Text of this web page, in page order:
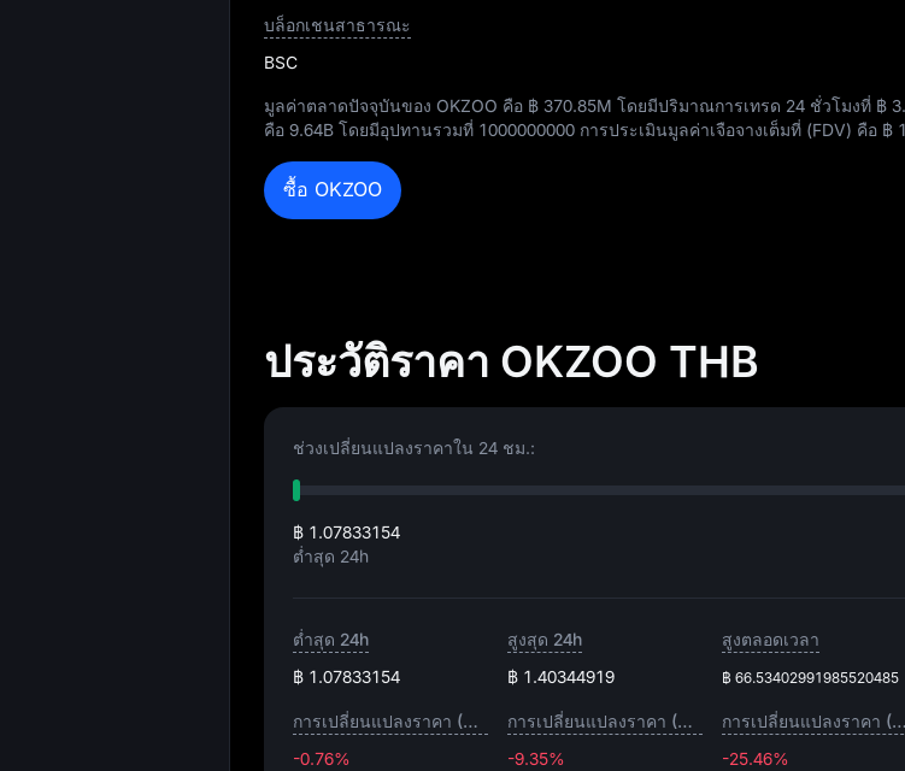
บล็อกเชนสาธารณะ
BSC
มูลค่าตลาดปัจจุบันของ OKZOO คือ ฿ 370.85M โดยมีปริมาณการเทรด 24 ชั่วโมงที่ ฿
คือ 9.64B โดยมีอุปทานรวมที่ 1000000000 การประเมินมูลค่าเจือจางเต็มที่ (FDV) คือ ฿
ซื้อ OKZOO
ประวัติราคา OKZOO THB
ช่วงเปลี่ยนแปลงราคาใน 24 ชม.:
฿ 1.07833154
ต่ำสุด 24h
ต่ำสุด 24h
฿ 1.07833154
สูงสุด 24h
฿ 1.40344919
สูงตลอดเวลา
฿ 66.53402991985520485
การเปลี่ยนแปลงราคา (1H)
-0.76%
การเปลี่ยนแปลงราคา (1D)
-9.35%
การเปลี่ยนแปลงราคา (7D)
-25.46%